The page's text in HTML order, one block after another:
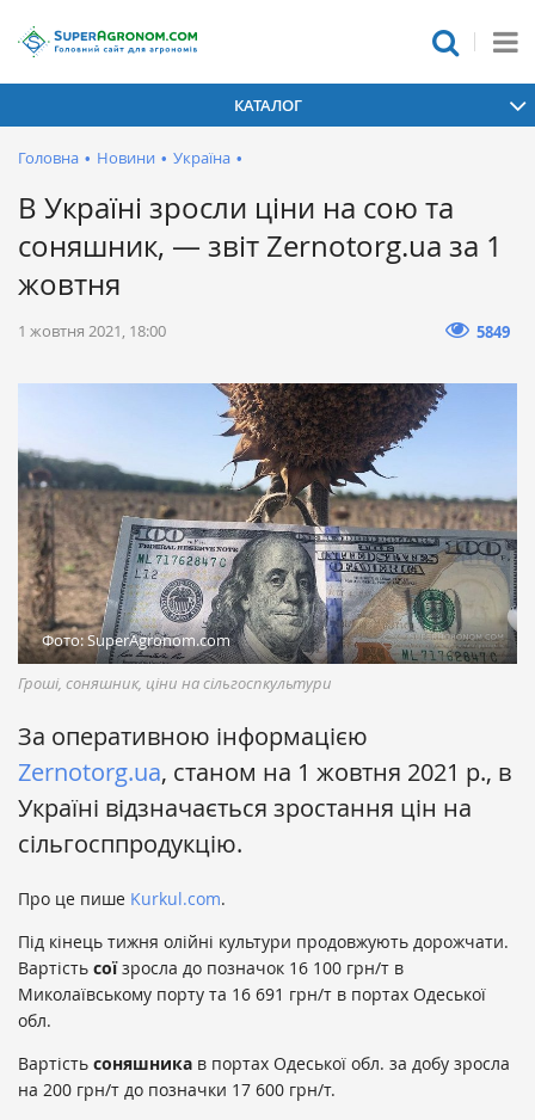
КАТАЛОГ
Головна • Новини • Україна •
В Україні зросли ціни на сою та
соняшник, — звіт Zernotorg.ua за 1
жовтня
1 жовтня 2021, 18:00 5849
Фото: SuperAgronom.com
Гроші, соняшник, ціни на сільгоспкультури
За оперативною інформацією
Zernotorg.ua, станом на 1 жовтня 2021 р., в
Україні відзначається зростання цін на
сільгосппродукцію.
Про це пише Kurkul.com.
Під кінець тижня олійні культури продовжують дорожчати.
Вартість соїзросла до позначок 16 100 грн/т в
Миколаївському порту та 16 691 грн/т в портах Одеської
обл.
Вартість соняшника в портах Одеської обл. за добу зросла
на 200 грн/т до позначки 17 600 грн/т.